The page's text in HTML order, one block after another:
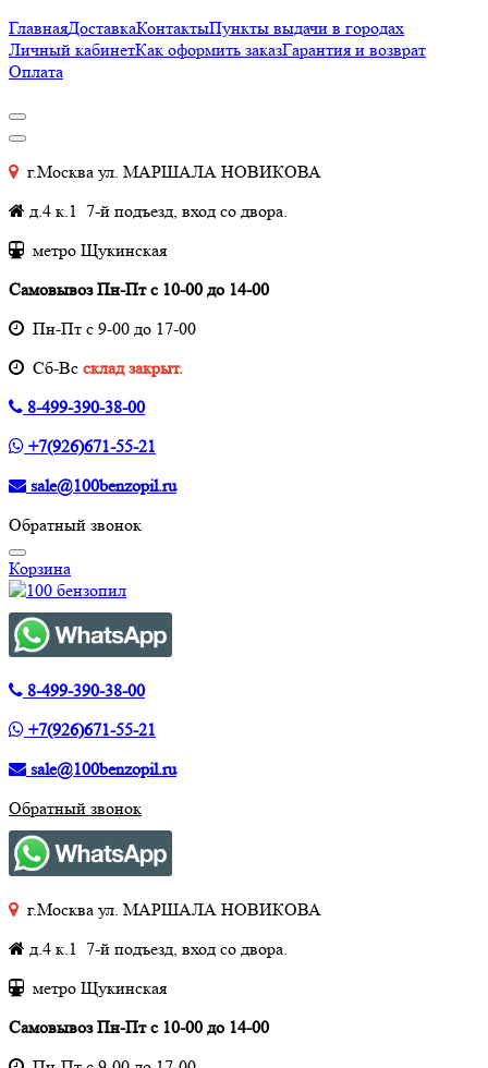
ГлавнаяДоставкаКонтактыПункты выдачи в городах
Личный кабинетКак оформить заказГарантия и возврат
Оплата
г.Москва ул. МАРШАЛА НОВИКОВА
д.4 к.1 7-й подъезд, вход со двора.
метро Щукинская
Самовывоз Пн-Пт с 10-00 до 14-00
Пн-Пт с 9-00 до 17-00
Cб-Вс склад закрыт.
8-499-390-38-00
+7(926)671-55-21
sale@100benzopil.ru
Обратный звонок
Корзина
8-499-390-38-00
+7(926)671-55-21
sale@100benzopil.ru
Обратный звонок
г.Москва ул. МАРШАЛА НОВИКОВА
д.4 к.1 7-й подъезд, вход со двора.
метро Щукинская
Самовывоз Пн-Пт с 10-00 до 14-00